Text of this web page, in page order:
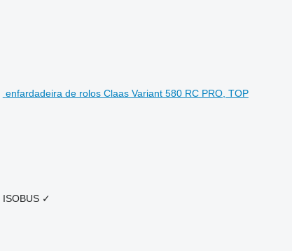
enfardadeira de rolos Claas Variant 580 RC PRO, TOP
ISOBUS ✓